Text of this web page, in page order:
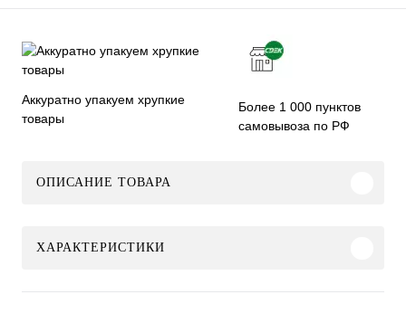
Аккуратно упакуем хрупкие
товары
Более 1 000 пунктов
самовывоза по РФ
ОПИСАНИЕ ТОВАРА
ХАРАКТЕРИСТИКИ